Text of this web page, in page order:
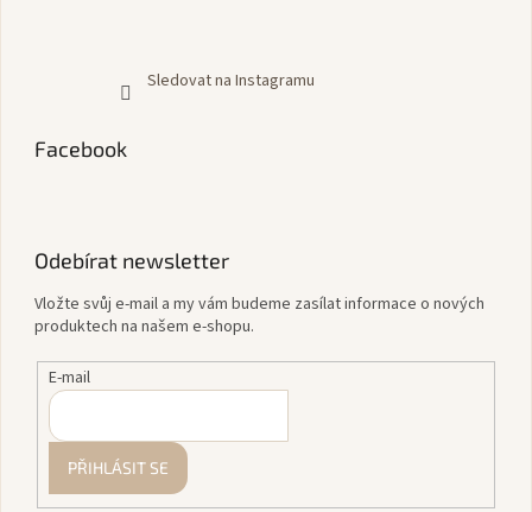
Sledovat na Instagramu
Facebook
Odebírat newsletter
Vložte svůj e-mail a my vám budeme zasílat informace o nových
produktech na našem e-shopu.
E-mail
PŘIHLÁSIT SE